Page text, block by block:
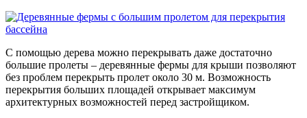
С помощью дерева можно перекрывать даже достаточно
большие пролеты – деревянные фермы для крыши позволяют
без проблем перекрыть пролет около 30 м. Возможность
перекрытия больших площадей открывает максимум
архитектурных возможностей перед застройщиком.